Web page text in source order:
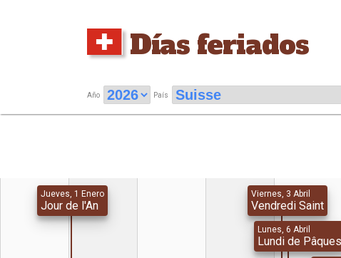
Días feriados
Año País
Jueves, 1 Enero
Jour de l'An
Viernes, 3 Abril
Vendredi Saint
Lunes, 6 Abril
Lundi de Pâques